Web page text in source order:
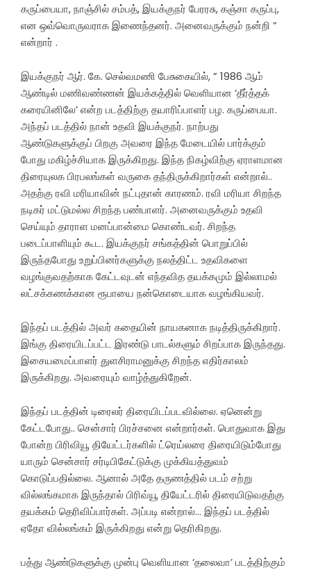
கருப்பையா, நாஞ்சில் சம்பத், இயக்குநர் பேரரசு, கஞ்சா கருப்பு,
என ஒவ்வொருவராக இணைந்தனர். அனைவருக்கும் நன்றி ”
என்றார் .
இயக்குநர் ஆர். கே. செல்வமணி பேசுகையில், ” 1986 ஆம்
ஆண்டில் மணிவண்ணன் இயக்கத்தில் வெளியான ‘தீர்த்தக்
கரையினிலே’ என்ற படத்திற்கு தயாரிப்பாளர் பழ. கருப்பையா.
அந்தப் படத்தில் நான் உதவி இயக்குநர். நாற்பது
ஆண்டுகளுக்குப் பிறகு அவரை இந்த மேடையில் பார்க்கும்
போது மகிழ்ச்சியாக இருக்கிறது. இந்த நிகழ்விற்கு ஏராளமான
திரையுலக பிரபலங்கள் வருகை தந்திருக்கிறார்கள் என்றால்..
அதற்கு ரவி மரியாவின் நட்புதான் காரணம். ரவி மரியா சிறந்த
நடிகர் மட்டுமல்ல சிறந்த பண்பாளர். அனைவருக்கும் உதவி
செய்யும் தாராள மனப்பான்மை கொண்டவர். சிறந்த
படைப்பாளியும் கூட. இயக்குநர் சங்கத்தின் பொறுப்பில்
இருந்தபோது உறுப்பினர்களுக்கு நலத்திட்ட உதவிகளை
வழங்குவதற்காக கேட்டவுடன் எந்தவித தயக்கமும் இல்லாமல்
லட்சக்கணக்கான ரூபாயை நன்கொடையாக வழங்கியவர்.
இந்தப் படத்தில் அவர் கதையின் நாயகனாக நடித்திருக்கிறார்.
இங்கு திரையிடப்பட்ட இரண்டு பாடல்களும் சிறப்பாக இருந்தது.
இசையமைப்பாளர் துளசிராமனுக்கு சிறந்த எதிர்காலம்
இருக்கிறது. அவரையும் வாழ்த்துகிறேன்.
இந்தப் படத்தின் டிரைலர் திரையிடப்படவில்லை. ஏனென்று
கேட்டபோது.. சென்சார் பிரச்சனை என்றார்கள். பொதுவாக இது
போன்ற பிரிவியூ தியேட்டர்களில் ட்ரெய்லரை திரையிடும்போது
யாரும் சென்சார் சர்டிபிகேட்டுக்கு முக்கியத்துவம்
கொடுப்பதில்லை. ஆனால் அதே தருணத்தில் படம் சற்று
வில்லங்கமாக இருந்தால் பிரிவ்யூ தியேட்டரில் திரையிடுவதற்கு
தயக்கம் தெரிவிப்பார்கள். அப்படி என்றால்… இந்தப் படத்தில்
ஏதோ வில்லங்கம் இருக்கிறது என்று தெரிகிறது.‌
பத்து ஆண்டுகளுக்கு முன்பு வெளியான ‘தலைவா’ படத்திற்கும்